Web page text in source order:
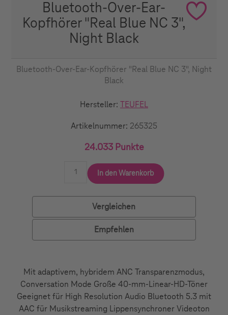
Bluetooth-Over-Ear-
Kopfhörer "Real Blue NC 3",
Night Black
Bluetooth-Over-Ear-Kopfhörer "Real Blue NC 3", Night
Black
Hersteller: TEUFEL
Artikelnummer: 265325
24.033 Punkte
In den Warenkorb
Vergleichen
Empfehlen
Mit adaptivem, hybridem ANC Transparenzmodus,
Conversation Mode Große 40-mm-Linear-HD-Töner
Geeignet für High Resolution Audio Bluetooth 5.3 mit
AAC für Musikstreaming Lippensynchroner Videoton